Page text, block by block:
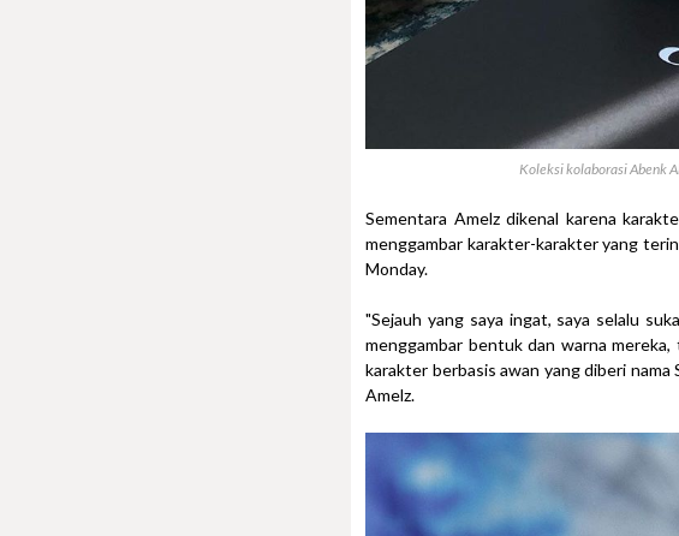
Koleksi kolaborasi Abenk
Sementara Amelz dikenal karena
menggambar karakter-karakter yang
Monday.
"Sejauh yang saya ingat, saya selalu
menggambar bentuk dan warna
karakter berbasis awan yang diberi nama
Amelz.